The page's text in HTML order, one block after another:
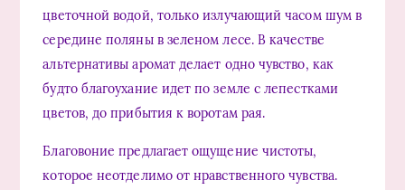
цветочной водой, только излучающий часом шум в
середине поляны в зеленом лесе. В качестве
альтернативы аромат делает одно чувство, как
будто благоухание идет по земле с лепестками
цветов, до прибытия к воротам рая.
Благовоние предлагает ощущение чистоты,
которое неотделимо от нравственного чувства.